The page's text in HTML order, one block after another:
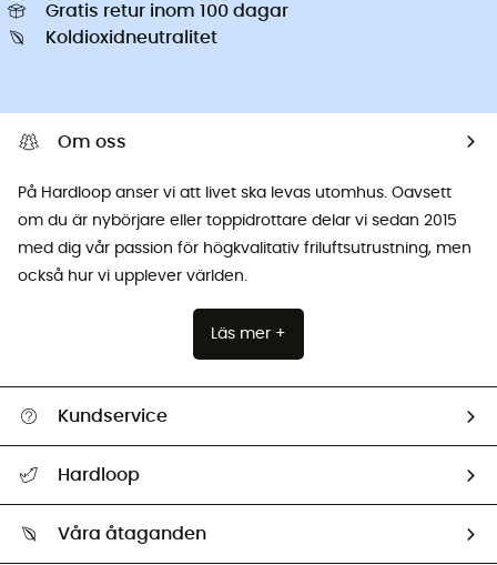
Gratis retur inom 100 dagar
Koldioxidneutralitet
Om oss
På Hardloop anser vi att livet ska levas utomhus. Oavsett
om du är nybörjare eller toppidrottare delar vi sedan 2015
med dig vår passion för högkvalitativ friluftsutrustning, men
också hur vi upplever världen.
Läs mer +
Kundservice
Retur & återbetalning
Hardloop
Våra åtaganden